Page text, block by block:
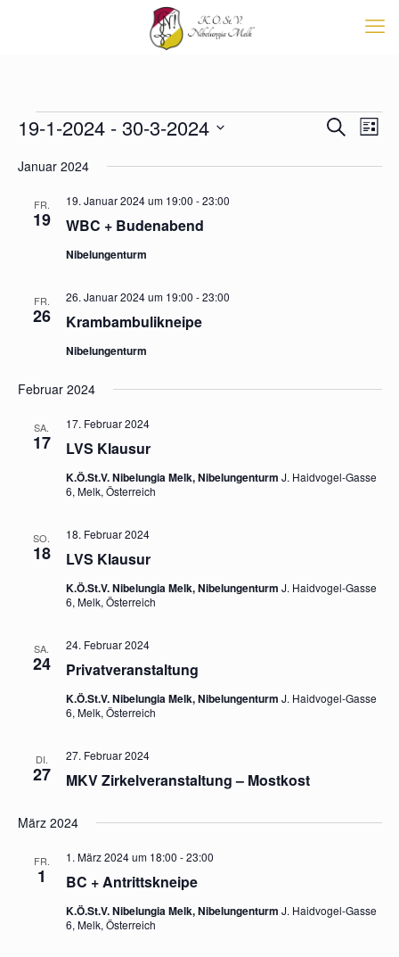
Veranstaltungen
Suche
SucheListe
19-1-2024 - 30-3-2024
wählen.
Januar 2024
FR.
19 WBC + Budenabend
19. Januar 2024 um 19:00 -23:00
Nibelungenturm
FR.
26 Krambambulikneipe
26. Januar 2024 um 19:00 -23:00
Nibelungenturm
Februar 2024
SA.
17 LVS Klausur
17. Februar 2024
K.Ö.St.V. Nibelungia Melk, Nibelungenturm J. Haidvogel-Gasse
6, Melk, Österreich
SO.
18 LVS Klausur
18. Februar 2024
K.Ö.St.V. Nibelungia Melk, Nibelungenturm J. Haidvogel-Gasse
6, Melk, Österreich
SA.
24 Privatveranstaltung
24. Februar 2024
K.Ö.St.V. Nibelungia Melk, Nibelungenturm J. Haidvogel-Gasse
6, Melk, Österreich
DI.
27 MKV Zirkelveranstaltung – Mostkost
27. Februar 2024
März 2024
FR.
1 BC + Antrittskneipe
1. März 2024 um 18:00 -23:00
K.Ö.St.V. Nibelungia Melk, Nibelungenturm J. Haidvogel-Gasse
6, Melk, Österreich